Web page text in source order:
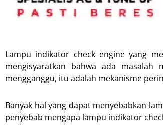
Lampu indikator check engine yang
mengisyaratkan bahwa ada
mengganggu, itu adalah mekanisme
Banyak hal yang dapat menyebabkan
penyebab mengapa lampu indikator